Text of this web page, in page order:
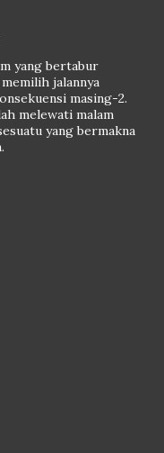
yang bertabur
jalannya
masing-2.
melewati malam
yang bermakna